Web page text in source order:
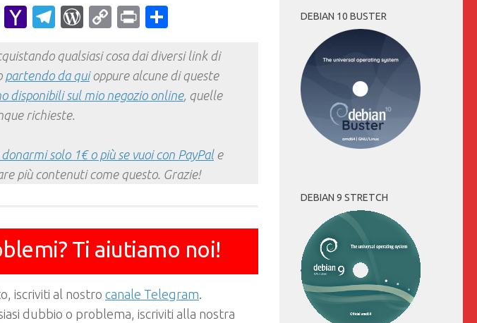
Outlook.com
YahooTelegram
WordPress
CopyPrint
qualsiasi cosa dai diversi link di
partendo da quioppure alcune di queste
disponibili sul mio negozio online, quelle
richieste.
solo 1€ o più se vuoi con PayPale
più contenuti come questo. Grazie!
Ti aiutiamo noi!
iscriviti al nostro canale Telegram.
dubbio o problema, iscriviti alla nostra
DEBIAN 10 BUSTER
DEBIAN 9 STRETCH